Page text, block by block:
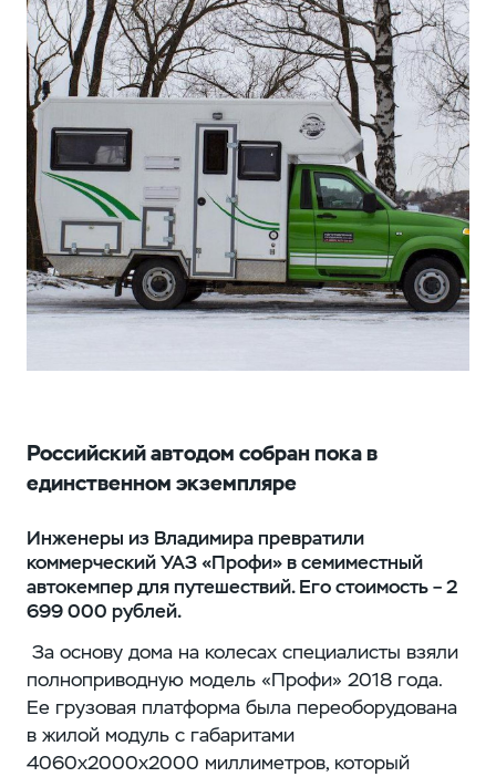
Российский автодом собран пока в
единственном экземпляре
Инженеры из Владимира превратили
коммерческий УАЗ «Профи» в семиместный
автокемпер для путешествий. Его стоимость – 2
699 000 рублей.
За основу дома на колесах специалисты взяли
полноприводную модель «Профи» 2018 года.
Ее грузовая платформа была переоборудована
в жилой модуль с габаритами
4060х2000х2000 миллиметров, который